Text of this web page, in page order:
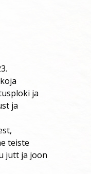
ja
ja
teiste
jutt ja joon